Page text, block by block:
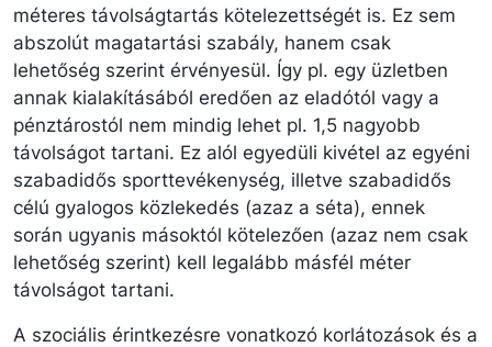
méteres távolságtartás kötelezettségét is. Ez sem
abszolút magatartási szabály, hanem csak
lehetőség szerint érvényesül. Így pl. egy üzletben
annak kialakításából eredően az eladótól vagy a
pénztárostól nem mindig lehet pl. 1,5 nagyobb
távolságot tartani. Ez alól egyedüli kivétel az egyéni
szabadidős sporttevékenység, illetve szabadidős
célú gyalogos közlekedés (azaz a séta), ennek
során ugyanis másoktól kötelezően (azaz nem csak
lehetőség szerint) kell legalább másfél méter
távolságot tartani.
A szociális érintkezésre vonatkozó korlátozások és a